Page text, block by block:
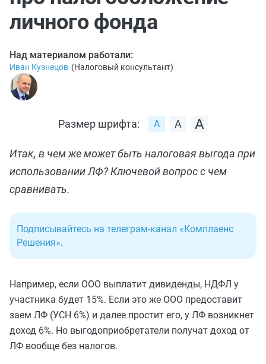
личного фонда
Над материалом работали:
Иван Кузнецов (Налоговый консультант)
Размер шрифта:
Итак, в чем же может быть налоговая выгода при
использовании ЛФ? Ключевой вопрос с чем
сравнивать.
Подписывайтесь на телеграм-канал «Комплаенс
Решения».
Например, если ООО выплатит дивиденды, НДФЛ у
участника будет 15%. Если это же ООО предоставит
заем ЛФ (УСН 6%) и далее простит его, у ЛФ возникнет
доход 6%. Но выгодоприобретатели получат доход от
ЛФ вообще без налогов.